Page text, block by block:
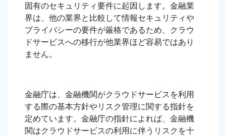
固有のセキュリティ要件に起因します。金融業
界は、他の業界と比較して情報セキュリティや
プライバシーの要件が厳格であるため、クラウ
ドサービスへの移行が他業界ほど容易ではあり
ません。
金融庁は、金融機関がクラウドサービスを利用
する際の基本方針やリスク管理に関する指針を
定めています。金融庁の指針によれば、金融機
関はクラウドサービスの利用に伴うリスクを十